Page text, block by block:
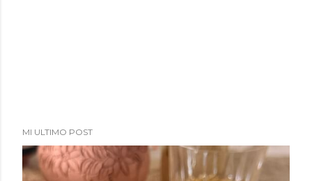
MI ULTIMO POST